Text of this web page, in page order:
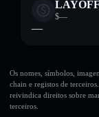
LAYOFF
$—
—
Os nomes, símbolos,
chain e registos de
reivindica direitos sobre
terceiros.